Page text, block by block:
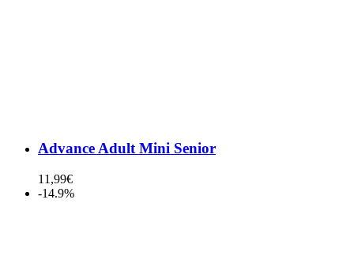
Advance Adult Mini Senior
11,99€
-14.9%